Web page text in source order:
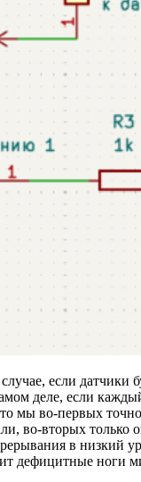
если датчики
деле, если каждый
мы во-первых
во-вторых только
в низкий
дефицитные ноги